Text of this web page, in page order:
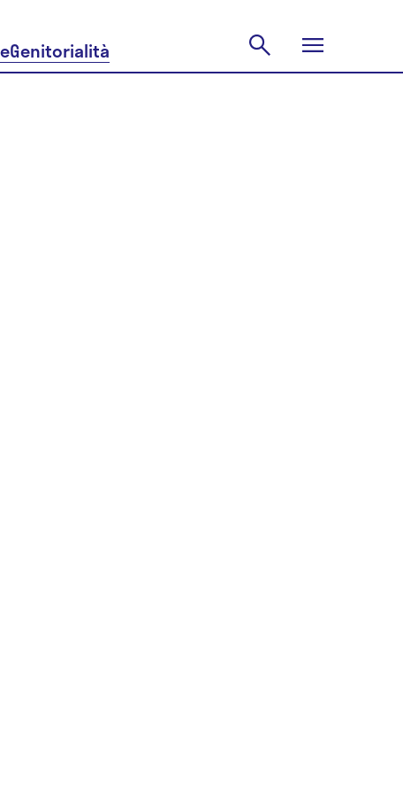
Genitorialità